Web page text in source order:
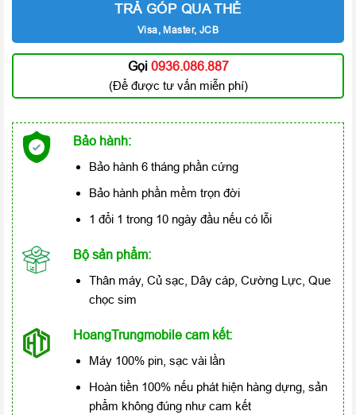
TRẢ GÓP QUA THẺ
Visa, Master, JCB
Gọi 0936.086.887
(Để được tư vấn miễn phí)
Bảo hành:
Bảo hành 6 tháng phần cứng
Bảo hành phần mềm trọn đời
1 đổi 1 trong 10 ngày đầu nếu có lỗi
Bộ sản phẩm:
Thân máy, Củ sạc, Dây cáp, Cường Lực, Que
chọc sim
HoangTrungmobile cam kết:
Máy 100% pin, sạc vài lần
Hoàn tiền 100% nếu phát hiện hàng dựng, sản
phẩm không đúng như cam kết